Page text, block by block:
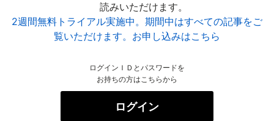
読みいただけます。
2週間無料トライアル実施中。期間中はすべての記事をご
覧いただけます。お申し込みはこちら
ログインＩＤとパスワードを
お持ちの方はこちらから
ログイン